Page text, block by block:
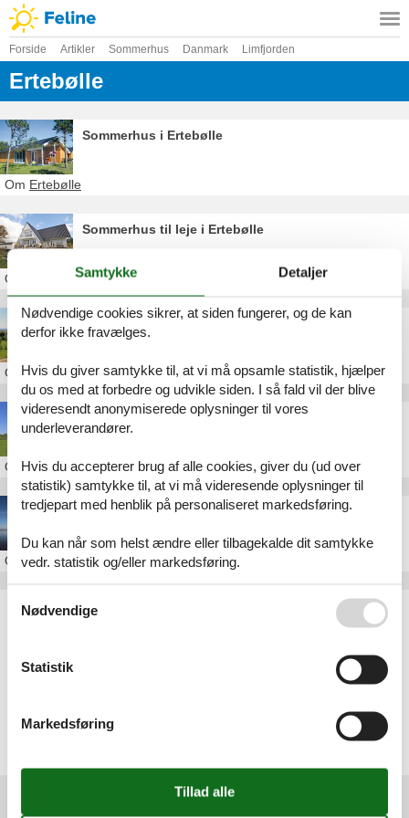
Forside Artikler Sommerhus Danmark Limfjorden
Ertebølle
Sommerhus i Ertebølle
Om Ertebølle
Sommerhus til leje i Ertebølle
Om Ertebølle
Sommerhus Ertebølle Strand
OmErtebølle
Poolhus Ertebølle
OmErtebølle
Sommerhus i Ertebølle
OmErtebølle
Artikeltyper
Danmark
Samtykke Detaljer
Nødvendige cookies sikrer, at siden fungerer, og de kan
derfor ikke fravælges.
Hvis du giver samtykke til, at vi må opsamle statistik, hjælper
du os med at forbedre og udvikle siden. I så fald vil der blive
videresendt anonymiserede oplysninger til vores
underleverandører.
Hvis du accepterer brug af alle cookies, giver du (ud over
statistik) samtykke til, at vi må videresende oplysninger til
tredjepart med henblik på personaliseret markedsføring.
Du kan når som helst ændre eller tilbagekalde dit samtykke
vedr. statistik og/eller markedsføring.
Nødvendige
Statistik
Markedsføring